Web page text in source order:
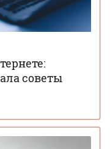
советы